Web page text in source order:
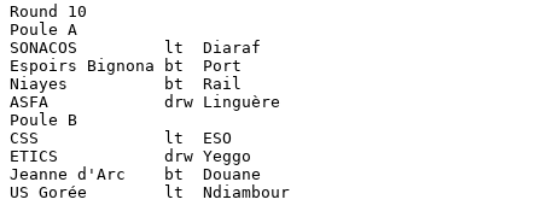
Round 10
Poule A
SONACOS		lt  Diaraf
Espoirs Bignona	bt  Port
Niayes		bt  Rail
ASFA		drw Linguère
Poule B
CSS		lt  ESO
ETICS		drw Yeggo
Jeanne d'Arc	bt  Douane
US Gorée	lt  Ndiambour